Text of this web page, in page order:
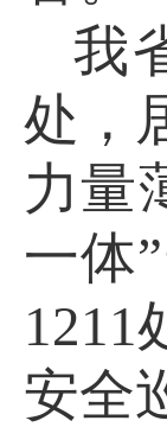
我
处，
力量
一体
1211
安全